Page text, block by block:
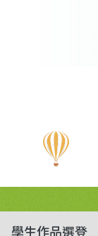
學生作品選登